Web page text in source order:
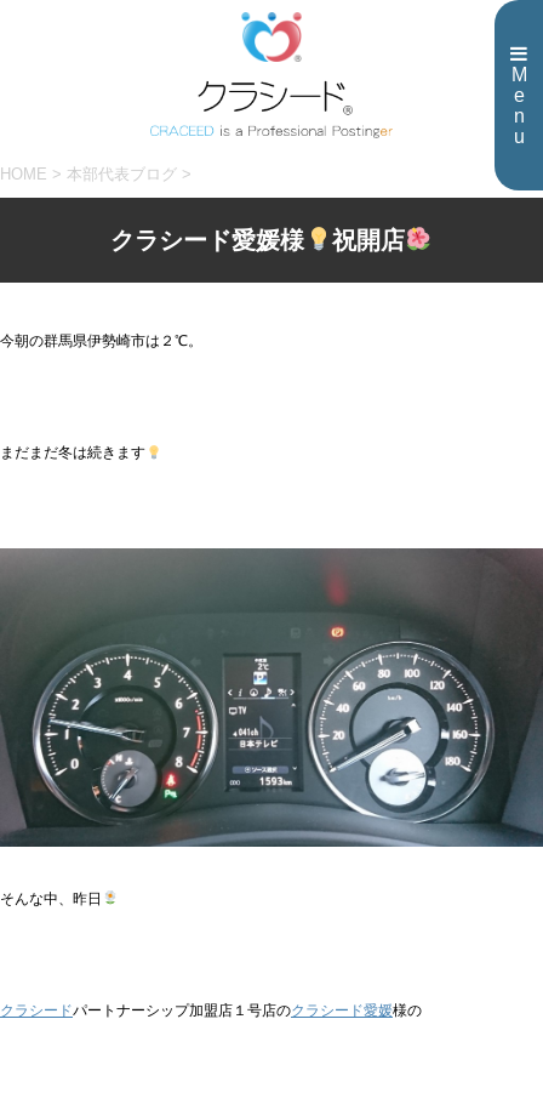
M
e
n
u
HOME > 本部代表ブログ >
クラシード愛媛様 祝開店
今朝の群馬県伊勢崎市は２℃。
まだまだ冬は続きます
そんな中、昨日
クラシードパートナーシップ加盟店１号店のクラシード愛媛様の